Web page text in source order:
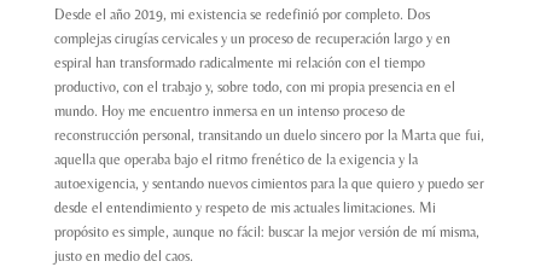
Desde el año 2019, mi existencia se redefinió por completo. Dos
complejas cirugías cervicales y un proceso de recuperación largo y en
espiral han transformado radicalmente mi relación con el tiempo
productivo, con el trabajo y, sobre todo, con mi propia presencia en el
mundo. Hoy me encuentro inmersa en un intenso proceso de
reconstrucción personal, transitando un duelo sincero por la Marta que fui,
aquella que operaba bajo el ritmo frenético de la exigencia y la
autoexigencia, y sentando nuevos cimientos para la que quiero y puedo ser
desde el entendimiento y respeto de mis actuales limitaciones. Mi
propósito es simple, aunque no fácil: buscar la mejor versión de mí misma,
justo en medio del caos.